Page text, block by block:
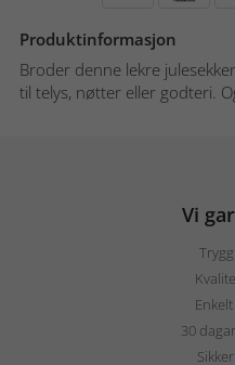
Produktinformasjon
Broder denne lekre
til telys, nøtter eller godteri.
Vi
30